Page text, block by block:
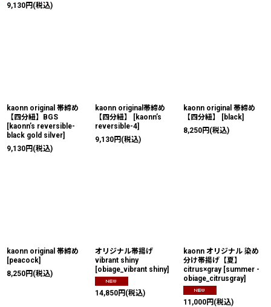
9,130円 (税込)
kaonn original 帯締め
【四分紐】BGS
[kaonn’s reversible-
black gold silver]
9,130円 (税込)
kaonn original帯締め
【四分紐】
[kaonn’s
reversible-4]
9,130円 (税込)
kaonn original 帯締め
【四分紐】
[black]
8,250円 (税込)
kaonn original 帯締め
[peacock]
8,250円 (税込)
オリジナル帯揚げ
vibrant shiny
[obiage_vibrant shiny]
14,850円 (税込)
kaonn オリジナル 染め
分け帯揚げ【夏】
citrus×gray [summer -
obiage_citrusgray]
11,000円 (税込)